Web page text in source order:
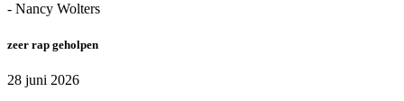
- Nancy Wolters
zeer rap geholpen
28 juni 2026